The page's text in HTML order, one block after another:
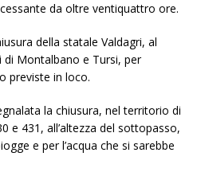
da oltre ventiquattro ore.
della statale Valdagri, al
Montalbano e Tursi, per
previste in loco.
la chiusura, nel territorio di
e 431, all’altezza del sottopasso,
e per l’acqua che si sarebbe